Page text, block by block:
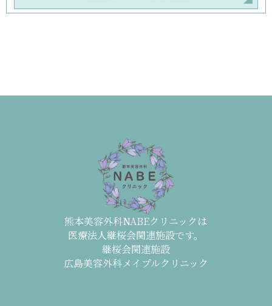
熊本美容外科NABEクリニックは
医療法人継桜会関連施設です。
継桜会関連施設
広島美容外科メイプルクリニック